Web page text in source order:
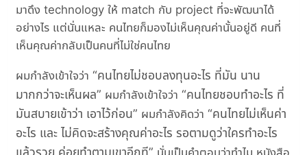
มาดึง technology ให้ match กับ project ที่จะพัฒนาได้
อย่างไร แต่นั่นแหละ คนไทยก็มองไม่เห็นคุณค่านั้นอยู่ดี คนที่
เห็นคุณค่ากลับเป็นคนที่ไม่ใช่คนไทย
ผมกำลังเข้าใจว่า คนไทยไม่ชอบลงทุนอะไร ที่มัน นาน
มากกว่าจะเห็นผล
ผมกำลังเข้าใจว่า คนไทยชอบทำอะไร ที่
มันสบายเข้าว่า เอาไว้ก่อน
ผมกำลังคิดว่า คนไทยไม่เห็นค่า
อะไร และ ไม่คิดจะสร้างคุณค่าอะไร รอตามดูว่าใครทำอะไร
แล้วรวย ค่อยทำตามเขาอีกที